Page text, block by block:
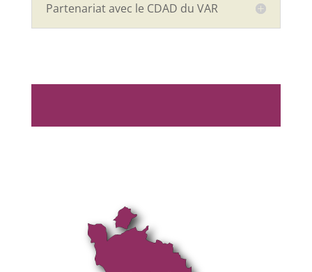
Partenariat avec le CDAD du VAR